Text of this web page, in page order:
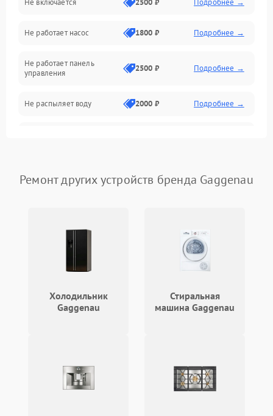
Нагрев
Вода
Гигиена
Программное обеспечение
Не включается 2500 ₽ Подробнее →
Не работает насос 1800 ₽ Подробнее →
Не работает панель
управления
2500 ₽ Подробнее →
Не распыляет воду 2000 ₽ Подробнее →
Проблемы с набором
воды
1800 ₽ Подробнее →
Сбои в работе таймера Подробнее →
Ремонт других устройств бренда Gaggenau
Холодильник
Gaggenau
Стиральная
машина Gaggenau